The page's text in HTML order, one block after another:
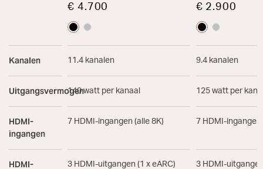
Kanalen
Uitgangsvermogen
HDMI-
ingangen
HDMI-
€ 4.700
11.4 kanalen
140 watt per kanaal
7 HDMI-ingangen (alle 8K)
3 HDMI-uitgangen (1 x eARC)
€ 2.900
9.4 kanalen
125 watt per
7 HDMI-ingangen
3 HDMI-